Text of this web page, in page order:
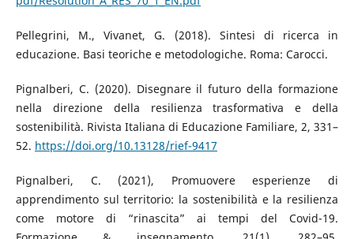
Pellegrini, M., Vivanet, G. (2018). Sintesi di ricerca in
educazione. Basi teoriche e metodologiche. Roma: Carocci.
Pignalberi, C. (2020). Disegnare il futuro della formazione
nella direzione della resilienza trasformativa e della
sostenibilità. Rivista Italiana di Educazione Familiare, 2, 331–
52. https://doi.org/10.13128/rief-9417
Pignalberi, C. (2021), Promuovere esperienze di
apprendimento sul territorio: la sostenibilità e la resilienza
come motore di “rinascita” ai tempi del Covid-19.